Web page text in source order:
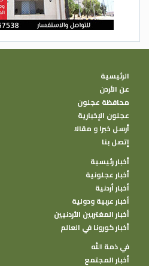
الرئيسية
عن الأردن
محافظة عجلون
عجلون الإخبارية
أرسل خبرا و مقالا
إتصل بنا
أخبار رئيسية
أخبار عجلونية
أخبار أردنية
أخبار عربية ودولية
أخبار المغتربين الأردنيين
أخبار كورونا في العالم
في ذمة الله
أخبار المجتمع